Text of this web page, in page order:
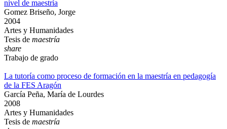
nivel de maestría
Gomez Briseño, Jorge
2004
Artes y Humanidades
Tesis de maestría
share
Trabajo de grado
La tutoría como proceso de formación en la maestría en pedagogía
de la FES Aragón
García Peña, María de Lourdes
2008
Artes y Humanidades
Tesis de maestría